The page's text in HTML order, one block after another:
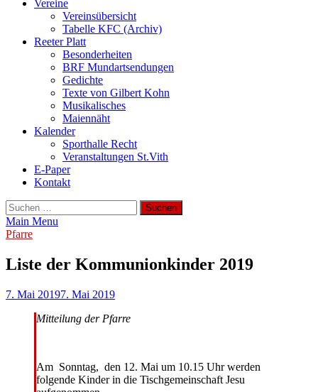
Vereine
Vereinsübersicht
Tabelle KFC (Archiv)
Reeter Platt
Besonderheiten
BRF Mundartsendungen
Gedichte
Texte von Gilbert Kohn
Musikalisches
Maiennäht
Kalender
Sporthalle Recht
Veranstaltungen St.Vith
E-Paper
Kontakt
Suchen
nach:
Main Menu
Pfarre
Liste der Kommunionkinder 2019
7. Mai 20197. Mai 2019
Mitteilung der Pfarre
Am Sonntag, den 12. Mai um 10.15 Uhr werden
folgende Kinder in die Tischgemeinschaft Jesu